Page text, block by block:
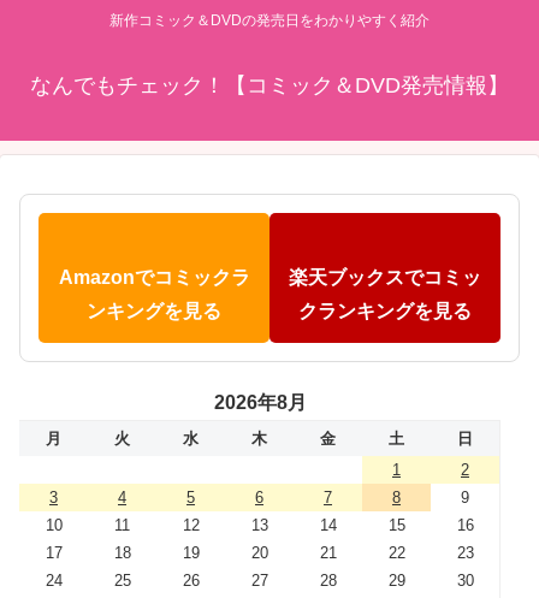
新作コミック＆DVDの発売日をわかりやすく紹介
なんでもチェック！【コミック＆DVD発売情報】
Amazonでコミックラ
ンキングを見る
楽天ブックスでコミッ
クランキングを見る
2026年8月
月 火 水 木 金 土
日
1
2
3
4 5 6 7 8
9
10
11 12 13 14 15
16
17
18 19 20 21 22
23
24
25 26 27 28 29
30